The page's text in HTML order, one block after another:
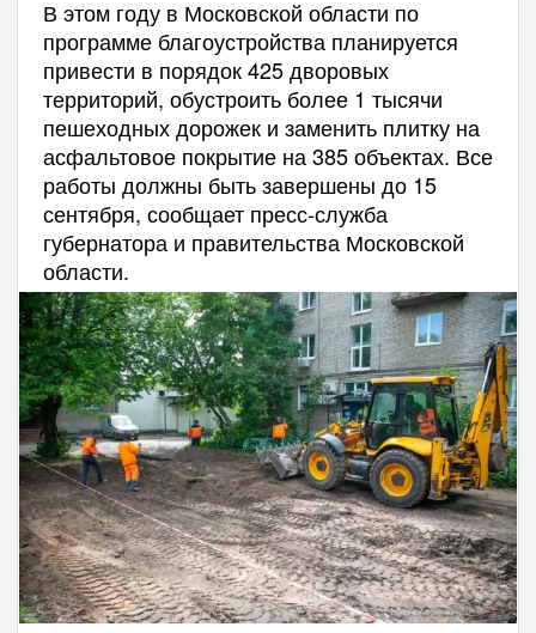
В этом году в Московской области по
программе благоустройства планируется
привести в порядок 425 дворовых
территорий, обустроить более 1 тысячи
пешеходных дорожек и заменить плитку на
асфальтовое покрытие на 385 объектах. Все
работы должны быть завершены до 15
сентября, сообщает пресс-служба
губернатора и правительства Московской
области.